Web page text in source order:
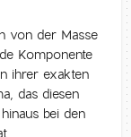
von der Masse
Komponente
ihrer exakten
das diesen
bei den